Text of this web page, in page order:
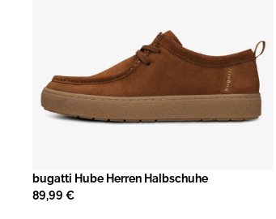
bugatti Hube Herren Halbschuhe
89,99 €